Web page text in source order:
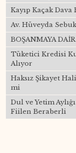
Kayıp Kaçak Dava
Av. Hüveyda Sebuk
BOŞANMAYA
Tüketici Kredisi
Alıyor
Haksız Şikayet
mi
Dul ve Yetim
Fiilen Beraberli